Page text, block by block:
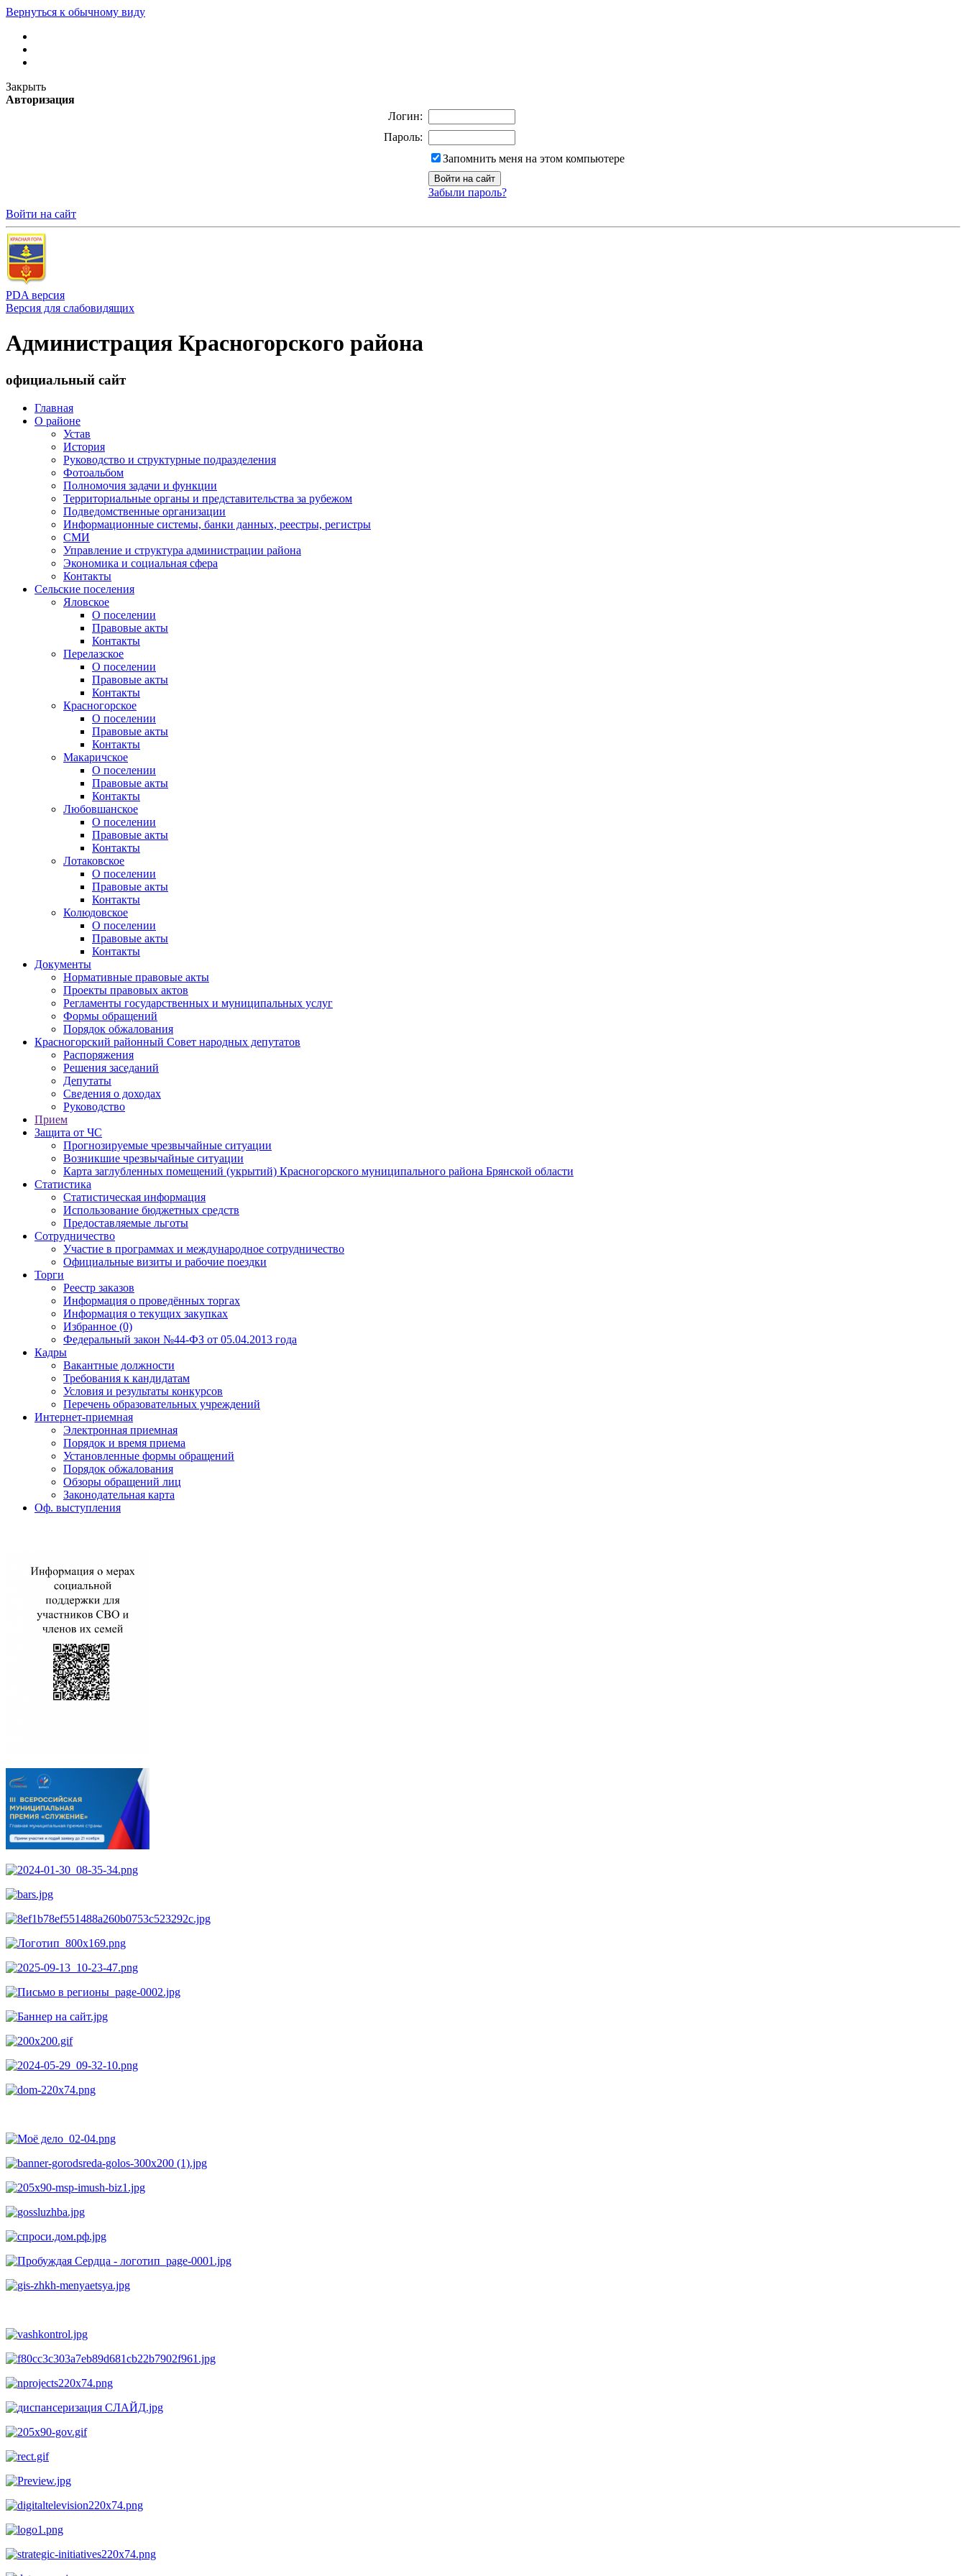
Вернуться к обычному виду
Закрыть
Авторизация
Логин:
Пароль:
Запомнить меня на этом компьютере
Забыли пароль?
Войти на сайт
PDA версия
Версия для слабовидящих
Администрация Красногорского района
официальный сайт
Главная
О районе
Устав
История
Руководство и структурные подразделения
Фотоальбом
Полномочия задачи и функции
Территориальные органы и представительства за рубежом
Подведомственные организации
Информационные системы, банки данных, реестры, регистры
СМИ
Управление и структура администрации района
Экономика и социальная сфера
Контакты
Сельские поселения
Яловское
О поселении
Правовые акты
Контакты
Перелазское
О поселении
Правовые акты
Контакты
Красногорское
О поселении
Правовые акты
Контакты
Макаричское
О поселении
Правовые акты
Контакты
Любовшанское
О поселении
Правовые акты
Контакты
Лотаковское
О поселении
Правовые акты
Контакты
Колюдовское
О поселении
Правовые акты
Контакты
Документы
Нормативные правовые акты
Проекты правовых актов
Регламенты государственных и муниципальных услуг
Формы обращений
Порядок обжалования
Красногорский районный Совет народных депутатов
Распоряжения
Решения заседаний
Депутаты
Сведения о доходах
Руководство
Прием
Защита от ЧС
Прогнозируемые чрезвычайные ситуации
Возникшие чрезвычайные ситуации
Карта заглубленных помещений (укрытий) Красногорского муниципального района Брянской области
Статистика
Статистическая информация
Использование бюджетных средств
Предоставляемые льготы
Сотрудничество
Участие в программах и международное сотрудничество
Официальные визиты и рабочие поездки
Торги
Реестр заказов
Информация о проведённых торгах
Информация о текущих закупках
Избранное (0)
Федеральный закон №44-ФЗ от 05.04.2013 года
Кадры
Вакантные должности
Требования к кандидатам
Условия и результаты конкурсов
Перечень образовательных учреждений
Интернет-приемная
Электронная приемная
Порядок и время приема
Установленные формы обращений
Порядок обжалования
Обзоры обращений лиц
Законодательная карта
Оф. выступления